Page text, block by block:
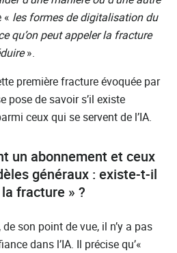
« les formes de digitalisation du
qu’on peut appeler la fracture
».
première fracture évoquée par
pose de savoir s’il existe
ceux qui se servent de l’IA.
un abonnement et ceux
généraux : existe-t-il
fracture » ?
son point de vue, il n’y a pas
dans l’IA. Il précise qu’«